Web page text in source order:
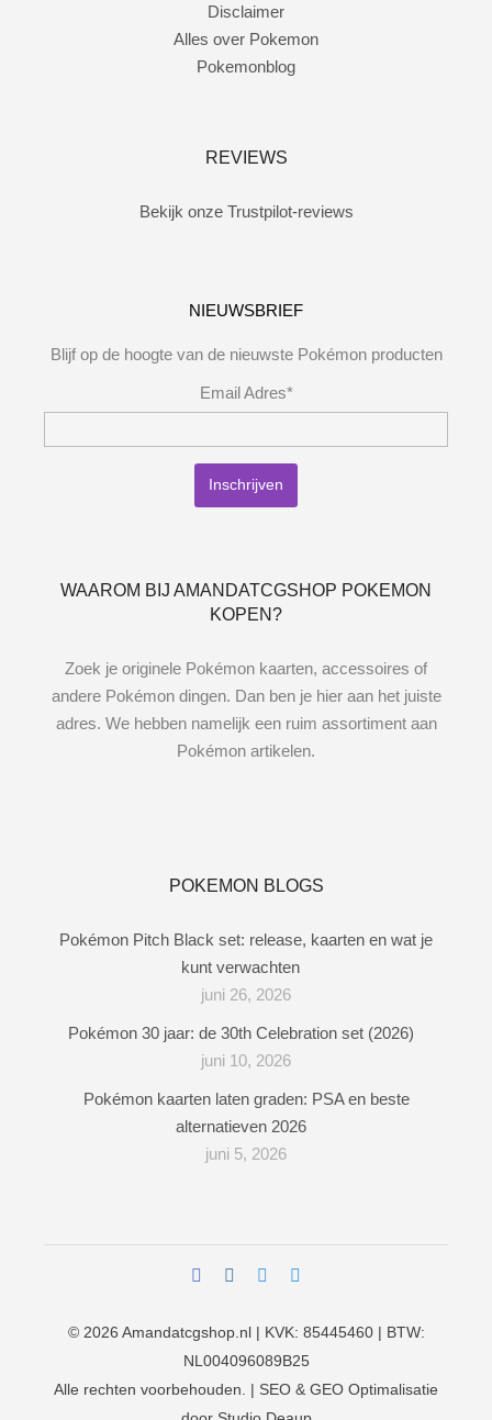
Disclaimer
Alles over Pokemon
Pokemonblog
REVIEWS
Bekijk onze Trustpilot-reviews
NIEUWSBRIEF
Blijf op de hoogte van de nieuwste Pokémon producten
Email Adres*
WAAROM BIJ AMANDATCGSHOP POKEMON
KOPEN?
Zoek je originele Pokémon kaarten, accessoires of
andere Pokémon dingen. Dan ben je hier aan het juiste
adres. We hebben namelijk een ruim assortiment aan
Pokémon artikelen.
POKEMON BLOGS
Pokémon Pitch Black set: release, kaarten en wat je
kunt verwachten
juni 26, 2026
Pokémon 30 jaar: de 30th Celebration set (2026)
juni 10, 2026
Pokémon kaarten laten graden: PSA en beste
alternatieven 2026
juni 5, 2026
© 2026 Amandatcgshop.nl| KVK: 85445460 | BTW:
NL004096089B25
Alle rechten voorbehouden. | SEO & GEO Optimalisatie